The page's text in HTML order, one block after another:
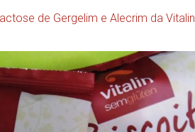
de Gergelim e Alecrim da Vitalin